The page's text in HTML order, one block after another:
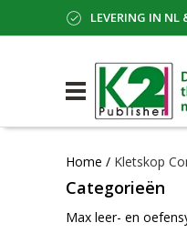
LEVERING IN NL
Home / Kletskop
Categorieën
Max leer- en